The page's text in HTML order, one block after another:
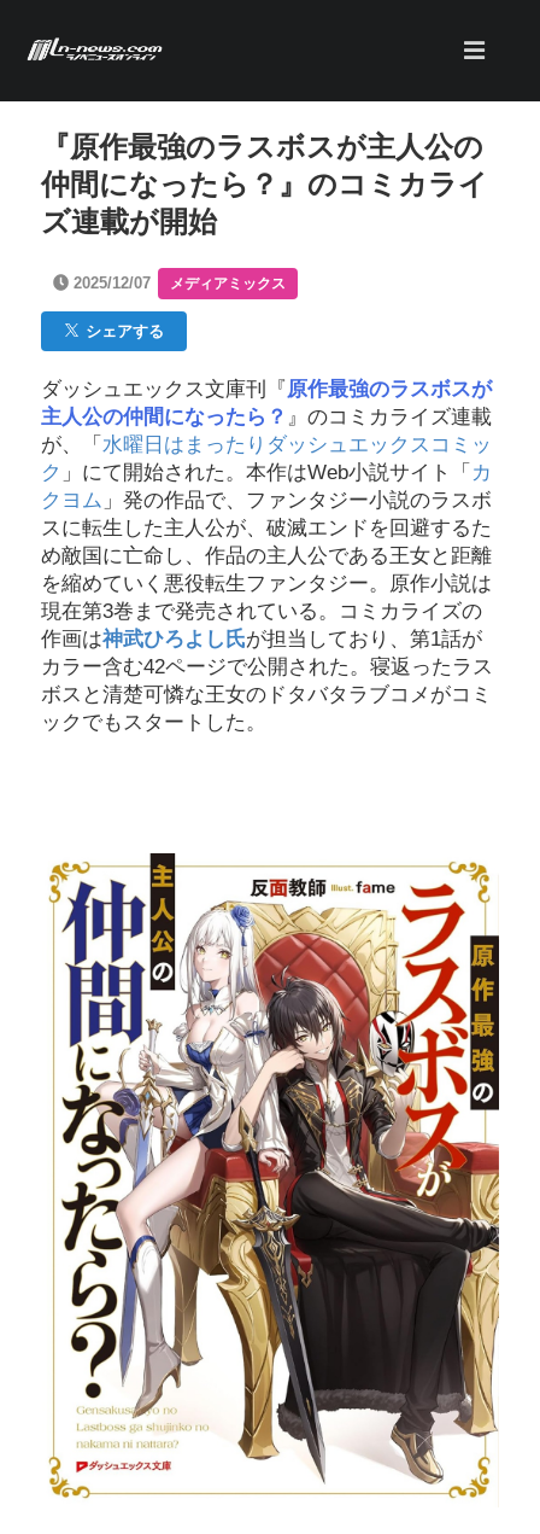
『原作最強のラスボスが主人公の
仲間になったら？』のコミカライ
ズ連載が開始
2025/12/07 メディアミックス
シェアする
ダッシュエックス文庫刊『 原作最強のラスボスが
主人公の仲間になったら？ 』のコミカライズ連載
が、「 水曜日はまったりダッシュエックスコミッ
ク 」にて開始された。本作はWeb小説サイト「 カ
クヨム 」発の作品で、ファンタジー小説のラスボ
スに転生した主人公が、破滅エンドを回避するた
め敵国に亡命し、作品の主人公である王女と距離
を縮めていく悪役転生ファンタジー。原作小説は
現在第3巻まで発売されている。コミカライズの
作画は神武ひろよし氏が担当しており、第1話が
カラー含む42ページで公開された。寝返ったラス
ボスと清楚可憐な王女のドタバタラブコメがコミ
ックでもスタートした。